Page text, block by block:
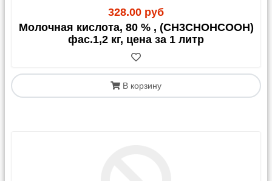
328.00 руб
Молочная кислота, 80 % , (CH3CHOHCOOH)
фас.1,2 кг, цена за 1 литр
В корзину